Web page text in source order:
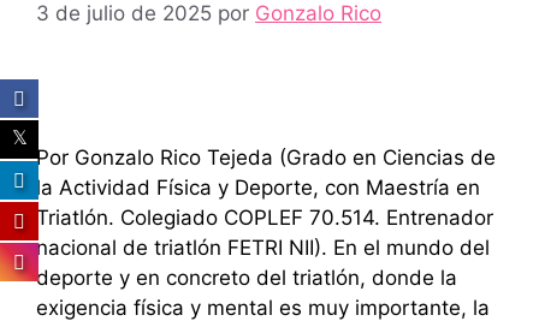
3 de julio de 2025 por Gonzalo Rico
Por Gonzalo Rico Tejeda (Grado en Ciencias de
la Actividad Física y Deporte, con Maestría en
Triatlón. Colegiado COPLEF 70.514. Entrenador
nacional de triatlón FETRI NII). En el mundo del
deporte y en concreto del triatlón, donde la
exigencia física y mental es muy importante, la